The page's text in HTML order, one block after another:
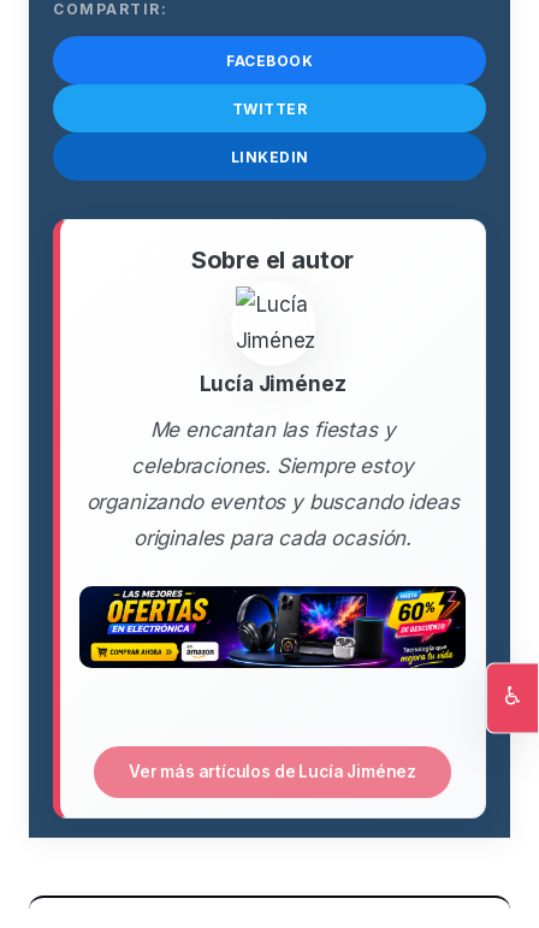
COMPARTIR:
FACEBOOK
TWITTER
LINKEDIN
Sobre el autor
Lucía Jiménez
Me encantan las fiestas y
celebraciones. Siempre estoy
organizando eventos y buscando ideas
originales para cada ocasión.
Ver más artículos de Lucía Jiménez
♿